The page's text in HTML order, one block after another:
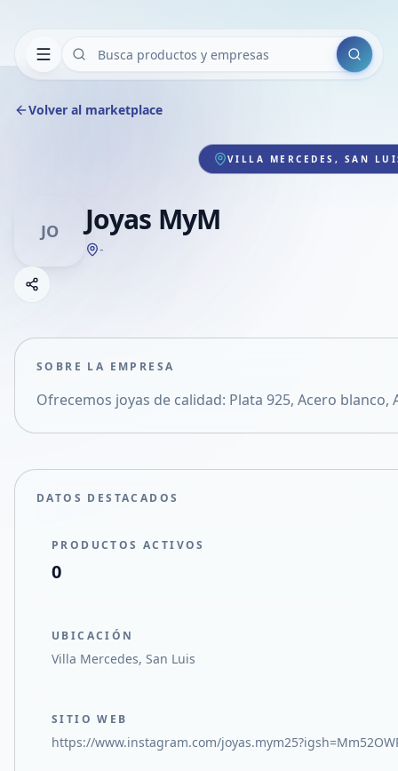
Buscar
Volver al marketplace
VILLA MERCEDES, SAN
JO Joyas MyM
-
Compartir empresa
Compartir en X
SOBRE LA EMPRESA
Ofrecemos joyas de calidad: Plata 925, Acero blanco,
DATOS DESTACADOS
PRODUCTOS ACTIVOS
0
UBICACIÓN
Villa Mercedes, San Luis
SITIO WEB
https://www.instagram.com/